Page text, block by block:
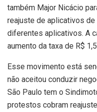
também Major Nicácio
reajuste de aplicativos de
diferentes aplicativos. A
aumento da taxa de R$
Esse movimento está
não aceitou conduzir
São Paulo tem o
protestos cobram